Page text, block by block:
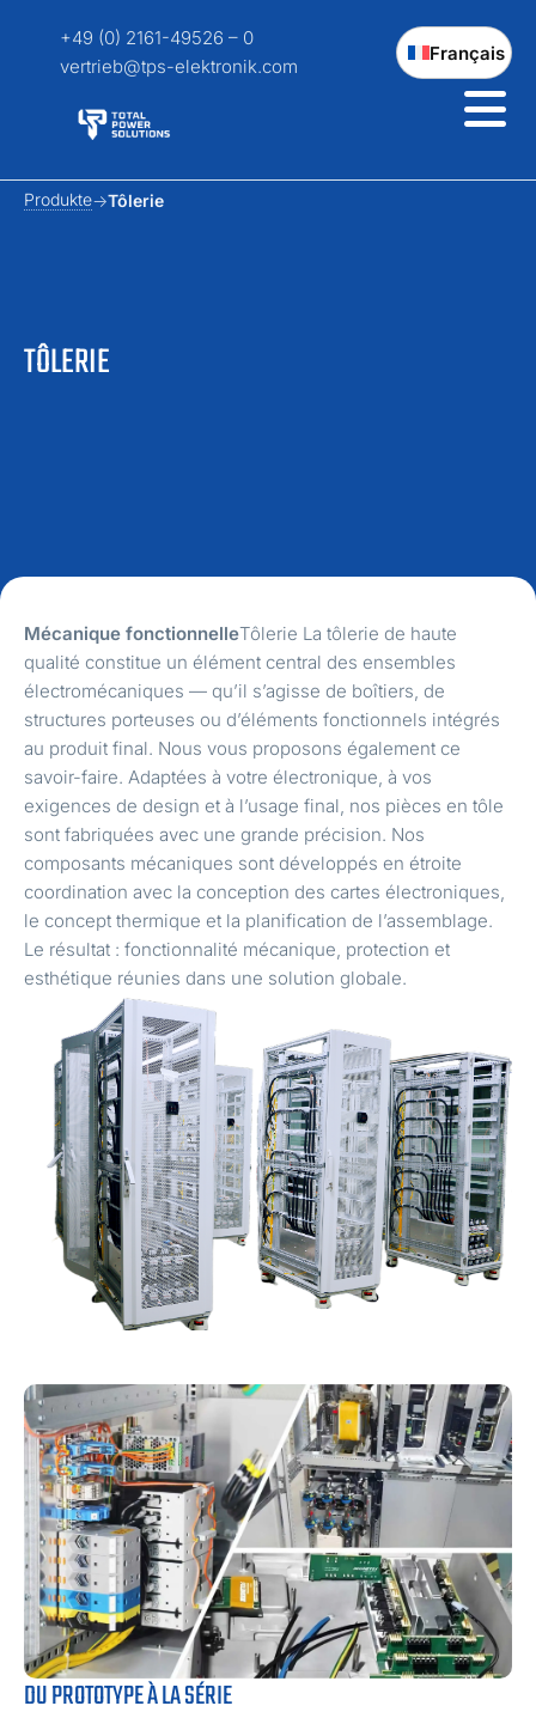
+49 (0) 2161-49526 – 0
vertrieb@tps-elektronik.com
Français
TÔLERIE
Produkte Tôlerie
Mécanique fonctionnelleTôlerie La tôlerie de haute
qualité constitue un élément central des ensembles
électromécaniques — qu’il s’agisse de boîtiers, de
structures porteuses ou d’éléments fonctionnels intégrés
au produit final. Nous vous proposons également ce
savoir-faire. Adaptées à votre électronique, à vos
exigences de design et à l’usage final, nos pièces en tôle
sont fabriquées avec une grande précision. Nos
composants mécaniques sont développés en étroite
coordination avec la conception des cartes électroniques,
le concept thermique et la planification de l’assemblage.
Le résultat : fonctionnalité mécanique, protection et
esthétique réunies dans une solution globale.
DU PROTOTYPE À LA SÉRIE